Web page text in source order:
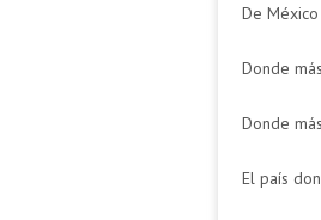
De
Donde
Donde
El país